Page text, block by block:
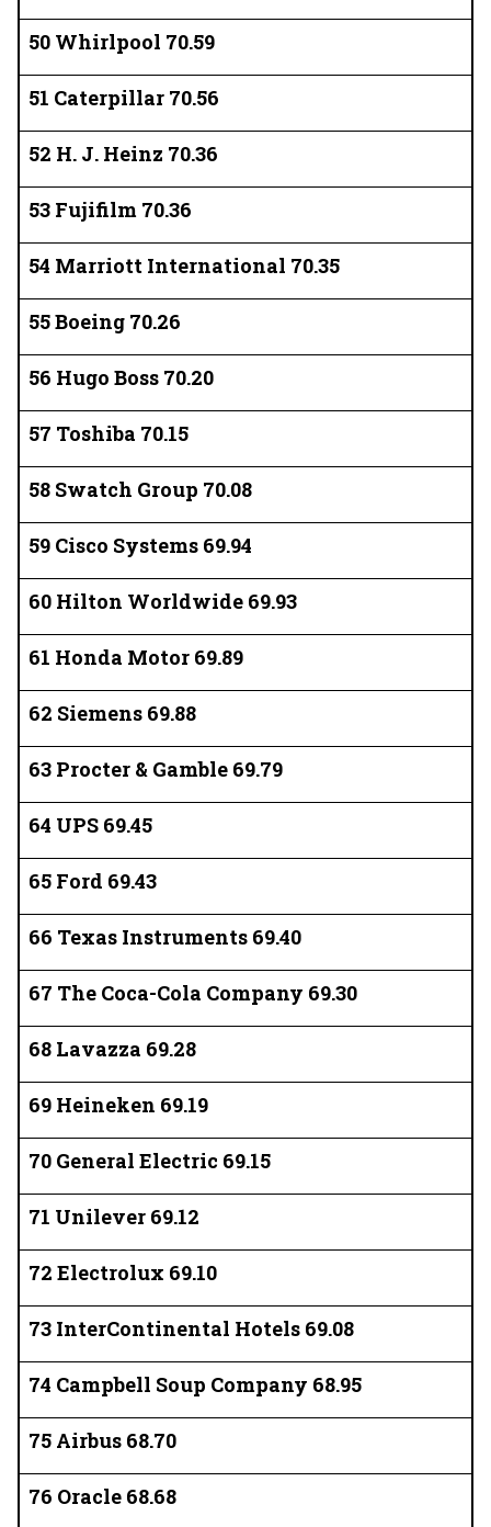
50 Whirlpool 70.59
51 Caterpillar 70.56
52 H. J. Heinz 70.36
53 Fujifilm 70.36
54 Marriott International 70.35
55 Boeing 70.26
56 Hugo Boss 70.20
57 Toshiba 70.15
58 Swatch Group 70.08
59 Cisco Systems 69.94
60 Hilton Worldwide 69.93
61 Honda Motor 69.89
62 Siemens 69.88
63 Procter & Gamble 69.79
64 UPS 69.45
65 Ford 69.43
66 Texas Instruments 69.40
67 The Coca-Cola Company 69.30
68 Lavazza 69.28
69 Heineken 69.19
70 General Electric 69.15
71 Unilever 69.12
72 Electrolux 69.10
73 InterContinental Hotels 69.08
74 Campbell Soup Company 68.95
75 Airbus 68.70
76 Oracle 68.68